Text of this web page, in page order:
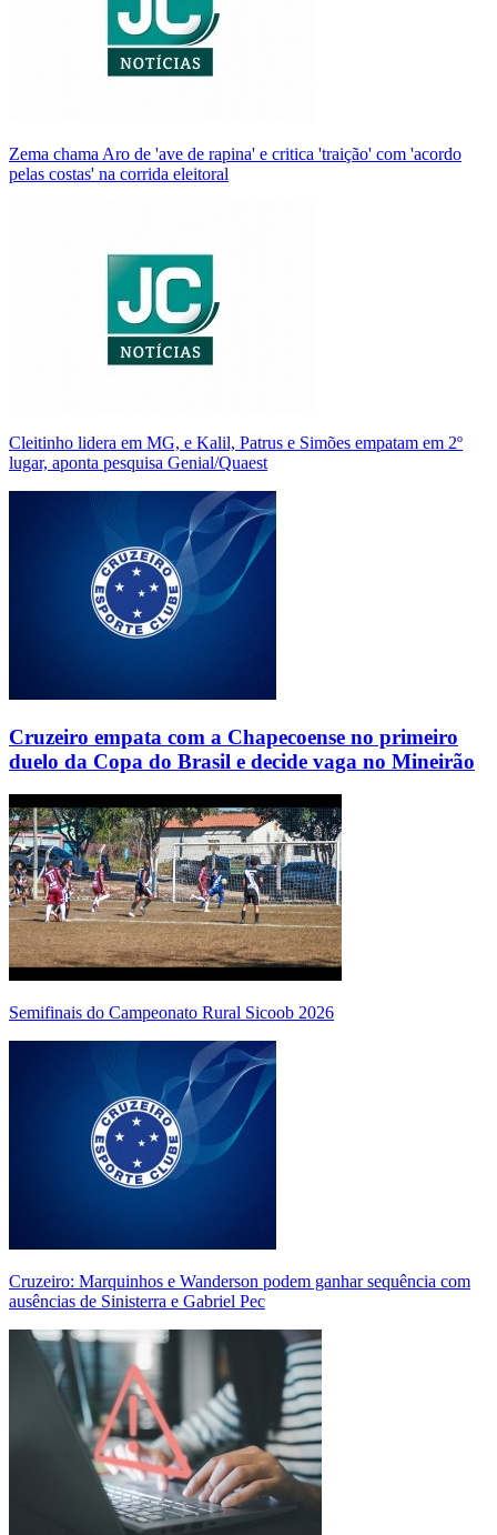
Zema chama Aro de 'ave de rapina' e critica 'traição' com 'acordo
pelas costas' na corrida eleitoral
Cleitinho lidera em MG, e Kalil, Patrus e Simões empatam em 2º
lugar, aponta pesquisa Genial/Quaest
Cruzeiro empata com a Chapecoense no primeiro
duelo da Copa do Brasil e decide vaga no Mineirão
Semifinais do Campeonato Rural Sicoob 2026
Cruzeiro: Marquinhos e Wanderson podem ganhar sequência com
ausências de Sinisterra e Gabriel Pec